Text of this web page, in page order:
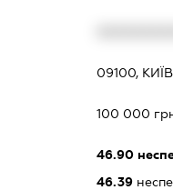
09100,
100 000
46.90
46.39